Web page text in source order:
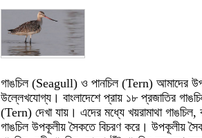
গাঙচিল (Seagull) ও পানচিল (Tern) আমাদের
উল্লেখযোগ্য। বাংলাদেশে প্রায় ১৮ প্রজাতির
(Tern) দেখা যায়। এদের মধ্যে খয়রামাথা গাঙচিল,
গাঙচিল উপকূলীয় সৈকতে বিচরণ করে। উপকূলীয়